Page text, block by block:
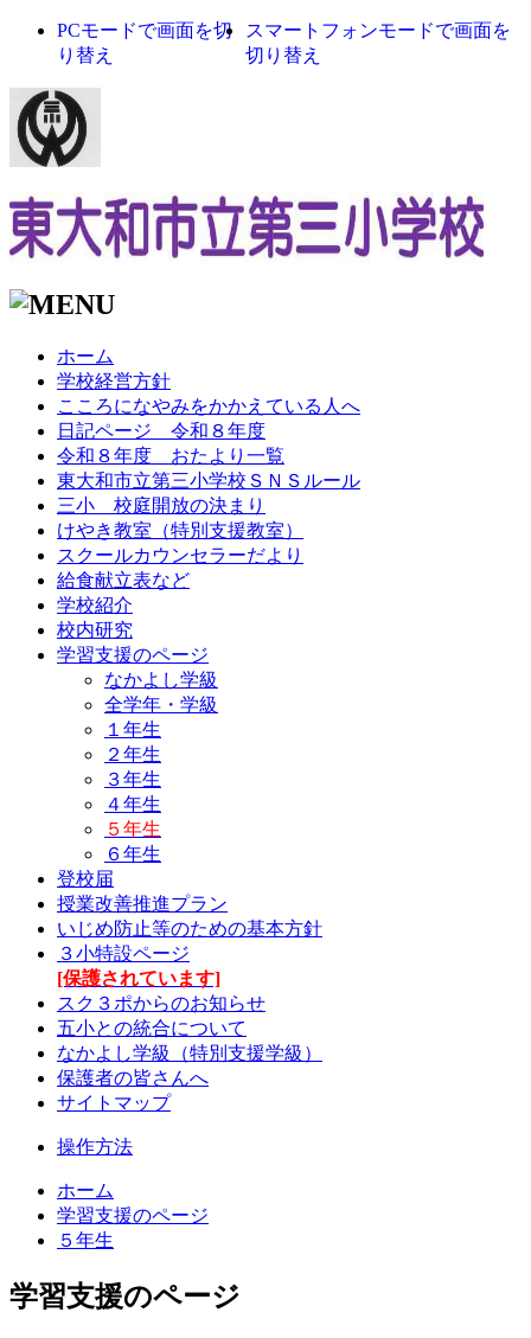
PCモードで画面を切
り替え
スマートフォンモードで画面を
切り替え
ホーム
学校経営方針
こころになやみをかかえている人へ
日記ページ 令和８年度
令和８年度 おたより一覧
東大和市立第三小学校ＳＮＳルール
三小 校庭開放の決まり
けやき教室（特別支援教室）
スクールカウンセラーだより
給食献立表など
学校紹介
校内研究
学習支援のページ
なかよし学級
全学年・学級
１年生
２年生
３年生
４年生
５年生
６年生
登校届
授業改善推進プラン
いじめ防止等のための基本方針
３小特設ページ
[保護されています]
スク３ポからのお知らせ
五小との統合について
なかよし学級（特別支援学級）
保護者の皆さんへ
サイトマップ
操作方法
ホーム
学習支援のページ
５年生
学習支援のページ